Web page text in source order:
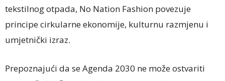
tekstilnog otpada, No Nation Fashion povezuje
principe cirkularne ekonomije, kulturnu razmjenu i
umjetnički izraz.
Prepoznajući da se Agenda 2030 ne može ostvariti